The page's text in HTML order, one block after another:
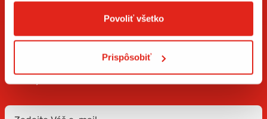
Povoliť všetko
Prispôsobiť
ZÍSKAJTE NOVINKY AKO PRVÝ